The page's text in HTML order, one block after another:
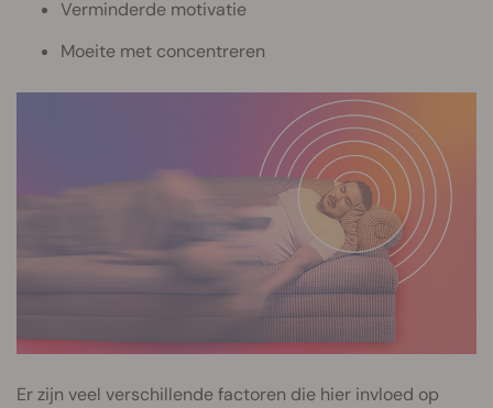
Verminderde motivatie
Moeite met concentreren
Er zijn veel verschillende factoren die hier invloed op